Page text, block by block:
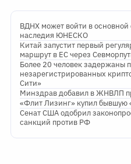
ВДНХ может войти в
наследия ЮНЕСКО
Китай запустит первый
маршрут в ЕС через
Более 20 человек задержаны
незарегистрированных
Сити»
Минздрав добавил в ЖНВЛП
«Флит Лизинг» купил бывшую
Сенат США одобрил
санкций против РФ